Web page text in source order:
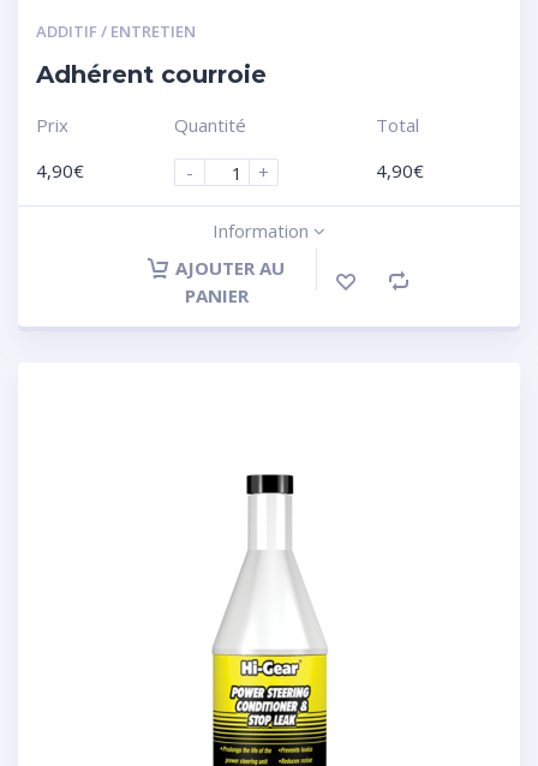
ADDITIF / ENTRETIEN
Adhérent courroie
Prix
4,90€
Quantité
-
+
Total
4,90€
Information
AJOUTER AU
PANIER